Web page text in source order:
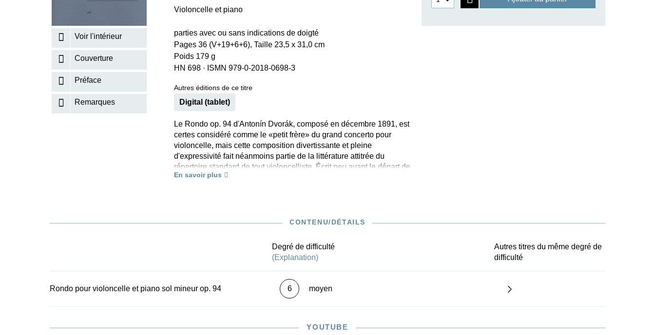
KISSIN THE COMPOSER
Voir l'intérieur
Couverture
Préface
Remarques
Violoncelle et piano
parties avec ou sans indications de doigté
Pages 36 (V+19+6+6), Taille 23,5 x 31,0 cm
Poids 179 g
HN 698 · ISMN 979-0-2018-0698-3
Autres éditions de ce titre
Digital (tablet)
Le Rondo op. 94 d'Antonín Dvorák, composé en décembre 1891, est
certes considéré comme le «petit frère» du grand concerto pour
violoncelle, mais cette composition divertissante et pleine
d'expressivité fait néanmoins partie de la littérature attitrée du
répertoire standard de tout violoncelliste. Écrit peu avant le départ de
Dvorák pour les États-Unis, le Rondo fut créé dès le 3 janvier 1892
première édition de la version pour piano ainsi que sur l'autographe et
En savoir plus
CONTENU/DÉTAILS
Degré de difficulté
(Explanation)
Autres titres du même degré de
difficulté
Rondo pour violoncelle et piano sol mineur op. 94 6 moyen
YOUTUBE